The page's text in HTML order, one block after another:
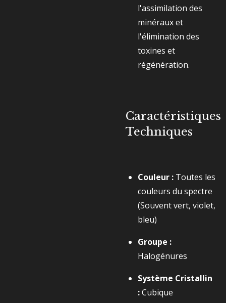
l'assimilation des
minéraux et
l'élimination des
toxines et
régénération.
Caractéristiques
Techniques
Couleur : Toutes les
couleurs du spectre
(Souvent vert, violet,
bleu)
Groupe :
Halogénures
Système Cristallin
:Cubique